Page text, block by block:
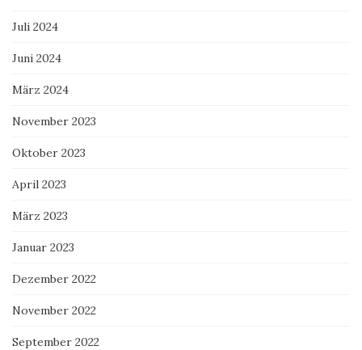
Juli 2024
Juni 2024
März 2024
November 2023
Oktober 2023
April 2023
März 2023
Januar 2023
Dezember 2022
November 2022
September 2022